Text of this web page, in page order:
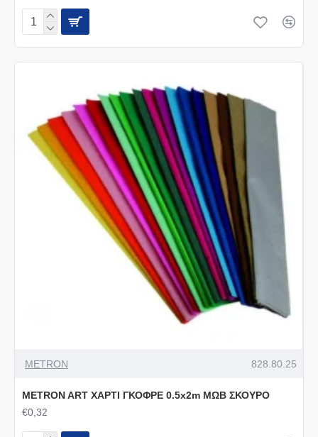
METRON 828.80.25
METRON ART ΧΑΡΤΙ ΓΚΟΦΡΕ 0.5x2m ΜΩΒ ΣΚΟΥΡΟ
€0,32